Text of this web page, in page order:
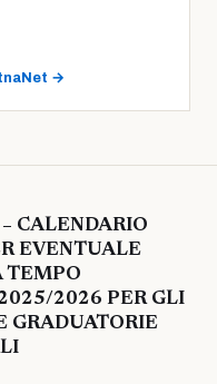
→
CALENDARIO
EVENTUALE
TEMPO
2026 PER GLI
GRADUATORIE